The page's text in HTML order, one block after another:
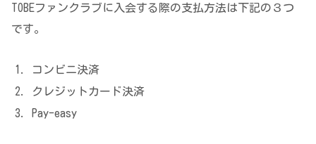
TOBEファンクラブに入会する際の支払方法は下記の３つ
です。
コンビニ決済
クレジットカード決済
Pay-easy